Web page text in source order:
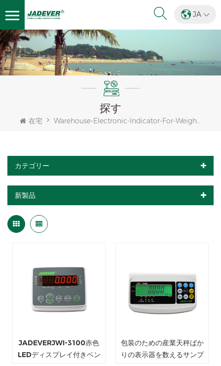
JA
探す
在宅 Warehouse-Electronic-Indicator-For-Weighing
カテゴリー
新製品
JADEVERJWI-3100赤色
LEDディスプレイ付きベン
包装のための産業天秤ばか
りの表示器を数えるサンプ